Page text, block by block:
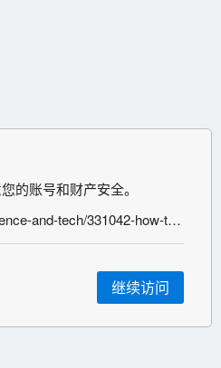
的账号和财产安全。
https://www.rbth.com/science-and-tech/331042-how-to-join-russian-army
继续访问